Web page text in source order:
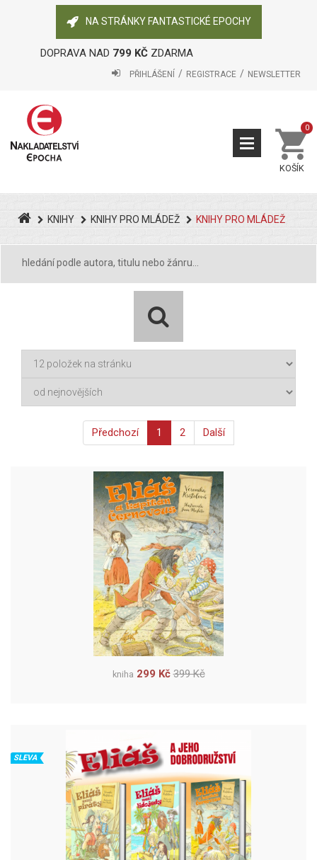
NA STRÁNKY FANTASTICKÉ EPOCHY
DOPRAVA NAD 799 KČZDARMA
PŘIHLÁŠENÍ REGISTRACE NEWSLETTER
KOŠÍK
0
KNIHY KNIHY PRO MLÁDEŽ KNIHY PRO MLÁDEŽ
Předchozí 1 2 Další
kniha 299 Kč 399 Kč
SLEVA